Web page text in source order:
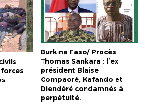
Burkina Faso/ Procès
Thomas Sankara : l’ex
président Blaise
Compaoré, Kafando et
Diendéré condamnés à
perpétuité.